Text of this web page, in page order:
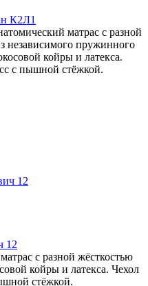
К2Л1
матрас с разной
независимого пружинного
койры и латекса.
с пышной стёжкой.
12
с разной жёсткостью
койры и латекса. Чехол
стёжкой.